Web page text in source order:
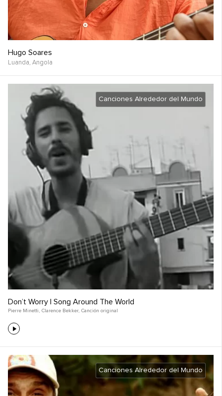
Hugo Soares
Luanda, Angola
Canciones Alrededor del Mundo
Don’t Worry | Song Around The World
Pierre Minetti , Clarence Bekker, Canción original
Canciones Alrededor del Mundo